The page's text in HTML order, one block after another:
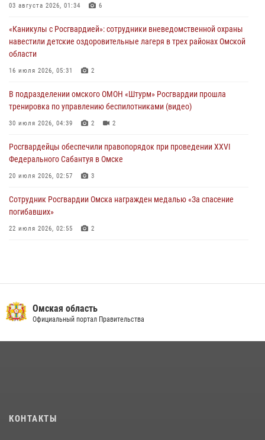
Росгвардия обеспечила безопасность уникального передвижного
29 июля 2026, 01:49
Росгвардейцы приняли участие в крестном ходе в День крещения
Руси в Омске
При содействии спецназа Росгвардии пресечены нарушения
миграционного законодательства в Омске (видео)
03 августа 2026, 01:34 6
«Каникулы с Росгвардией»: сотрудники вневедомственной охраны
навестили детские оздоровительные лагеря в трех районах Омской
области
16 июля 2026, 05:31 2
В подразделении омского ОМОН «Штурм» Росгвардии прошла
тренировка по управлению беспилотниками (видео)
30 июля 2026, 04:39 2 2
Росгвардейцы обеcпечили правопорядок при проведении XXVI
Федерального Сабантуя в Омске
20 июля 2026, 02:57 3
Сотрудник Росгвардии Омска награжден медалью «За спасение
погибавших»
22 июля 2026, 02:55 2
Росгвардейцы приняли участие в крестном ходе в День крещения
Руси в Омске
пилотирования БПЛА в Омске
Омская область
Официальный портал Правительства
КОНТАКТЫ